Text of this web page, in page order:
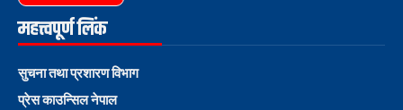
महत्त्वपूर्ण लिंक
सुचना तथा प्रशारण विभाग
प्रेस काउन्सिल नेपाल